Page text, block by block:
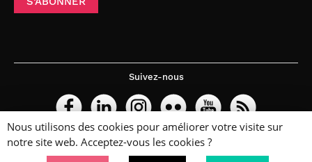
Suivez-nous
Nous utilisons des cookies pour améliorer votre visite sur
notre site web. Acceptez-vous les cookies ?